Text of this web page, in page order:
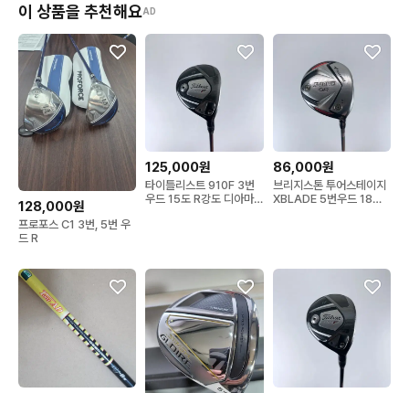
이 상품을 추천해요AD
128,000원
프로포스 C1 3번, 5번 우
드 R
125,000원
타이틀리스트 910F 3번
우드 15도 R강도 디아마
86,000원
브리지스톤 투어스테이지
XBLADE 5번우드 18도